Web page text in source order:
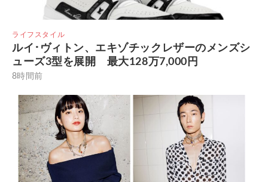
ライフスタイル
ルイ･ヴィトン、エキゾチックレザーのメンズシ
ューズ3型を展開 最大128万7,000円
8時間前